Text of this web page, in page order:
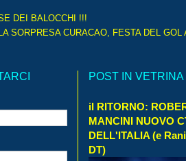
DEI BALOCCHI !!!
SORPRESA CURACAO, FESTA DEL GOL
POST IN VETRINA
il RITORNO:
MANCINI NUOVO
DELL'ITALIA (e
DT)